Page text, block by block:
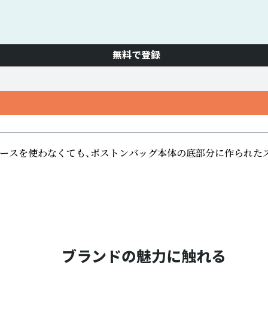
無料で登録
使わなくても、ボストンバッグ本体の底部分に作られた
ブランドの魅力に触れる